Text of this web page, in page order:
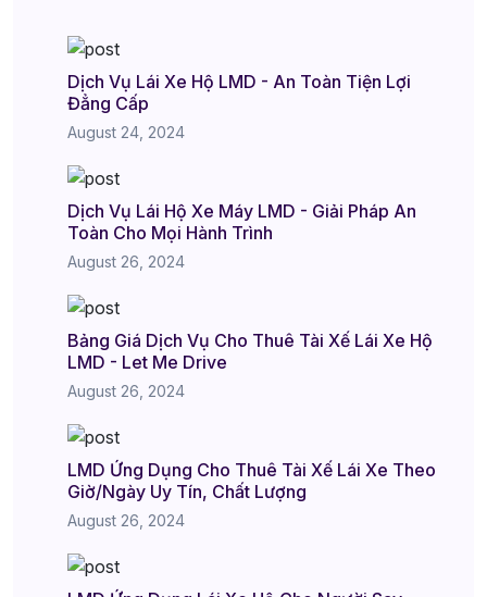
Dịch Vụ Lái Xe Hộ LMD - An Toàn Tiện Lợi
Đẳng Cấp
August 24, 2024
Dịch Vụ Lái Hộ Xe Máy LMD - Giải Pháp An
Toàn Cho Mọi Hành Trình
August 26, 2024
Bảng Giá Dịch Vụ Cho Thuê Tài Xế Lái Xe Hộ
LMD - Let Me Drive
August 26, 2024
LMD Ứng Dụng Cho Thuê Tài Xế Lái Xe Theo
Giờ/Ngày Uy Tín, Chất Lượng
August 26, 2024